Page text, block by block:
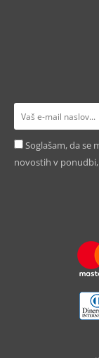
Soglašam, da se
novostih v